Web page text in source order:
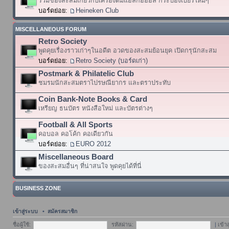
บอร์ดย่อย:
Heineken Club
MISCELLANEOUS FORUM
Retro Society
พูดคุยเรื่องราวเก่าๆในอดีต อวดของสะสมย้อนยุค เปิดกรุนักสะสม
บอร์ดย่อย:
Retro Society (บอร์ดเก่า)
Postmark & Philatelic Club
ชมรมนักสะสมตราไปรษณียากร และตราประทับ
Coin Bank-Note Books & Card
เหรียญ ธนบัตร หนังสือใหม่ และบัตรต่างๆ
Football & All Sports
คอบอล คอโค้ก คอเดียวกัน
บอร์ดย่อย:
EURO 2012
Miscellaneous Board
ของสะสมอื่นๆ ที่น่าสนใจ พูดคุยได้ที่นี่
BUSINESS ZONE
เข้าสู่ระบบ • สมัครสมาชิก
ชื่อผู้ใช้: รหัสผ่าน: เข้